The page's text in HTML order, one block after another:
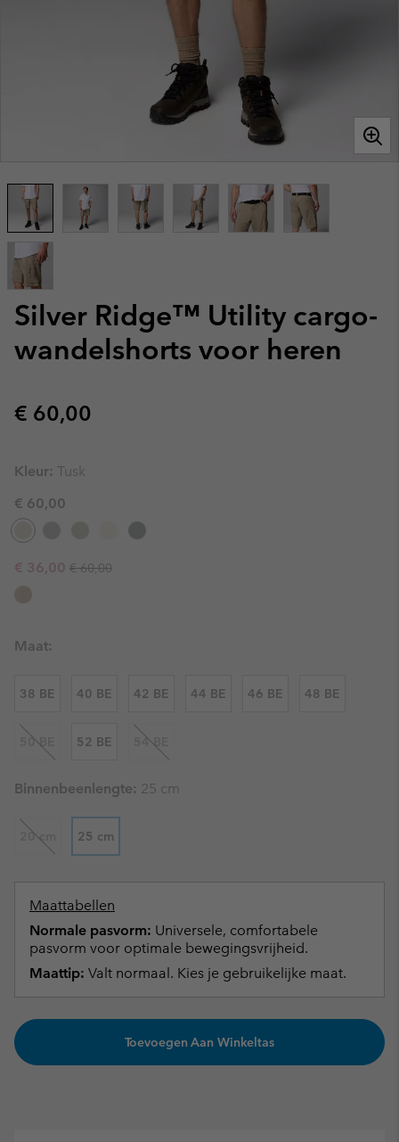
Silver Ridge™ Utility cargo-
wandelshorts voor heren
Regular price:
€ 60,00
Kleur: Tusk
€ 60,00
Sale price:
€ 36,00 Regular price:
€ 60,00
Maat:
38 BE 40 BE 42 BE 44 BE 46 BE 48 BE
50 BE 52 BE 54 BE
Binnenbeenlengte: 25 cm
20 cm 25 cm
Maattabellen
Normale pasvorm: Universele, comfortabele
pasvorm voor optimale bewegingsvrijheid.
Maattip: Valt normaal. Kies je gebruikelijke maat.
Toevoegen Aan Winkeltas